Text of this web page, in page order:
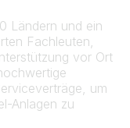
Ländern und ein
Fachleuten,
vor Ort
um
Anlagen zu